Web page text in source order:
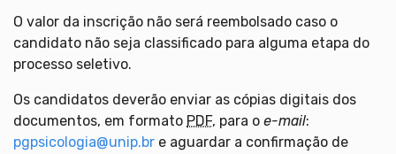
O valor da inscrição não será reembolsado caso o
candidato não seja classificado para alguma etapa do
processo seletivo.
Os candidatos deverão enviar as cópias digitais dos
documentos, em formato PDF, para o e-mail:
pgpsicologia@unip.br e aguardar a confirmação de